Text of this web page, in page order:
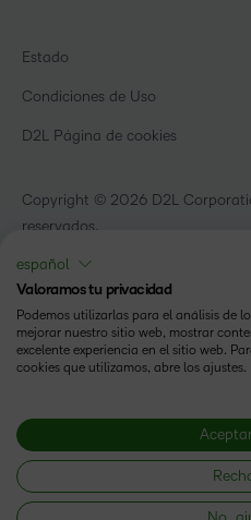
Organizaciones de capacitación
Comunidad
Copyright © 2026 D2L
reservados.
Estado
Condiciones de Uso
D2L Página de cookies
español
Valoramos tu privacidad
Podemos utilizarlas para el análisis de
mejorar nuestro sitio web, mostrar
excelente experiencia en el sitio web.
cookies que utilizamos, abre los ajustes.